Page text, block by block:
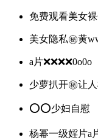
免费观看美女
美女隐私㊙️黄
a片❌❌❌❌0o0o
少萝扒开㊙️让
⭕️⭕️少妇自慰
杨幂一级婬片a